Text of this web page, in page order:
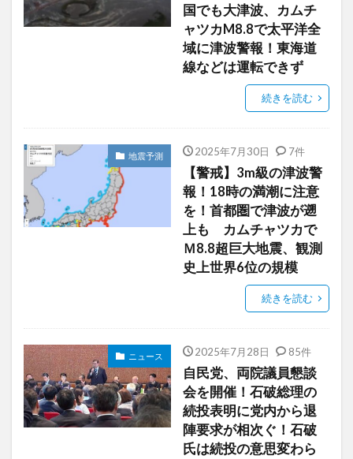
国でも大津波、カムチ
ャツカM8.8で太平洋全
域に津波警報！東海道
線などは運転できず
続きを読む
地震予測 2025年7月30日 7件
【警戒】3m級の津波警
報！18時の満潮に注意
を！首都圏で津波が遡
上も カムチャツカで
Ｍ8.8超巨大地震、観測
史上世界6位の規模
続きを読む
ニュース 2025年7月28日 85件
自民党、両院議員懇談
会を開催！石破総理の
続投表明に党内から退
陣要求が相次ぐ！石破
氏は続投の意思変わら